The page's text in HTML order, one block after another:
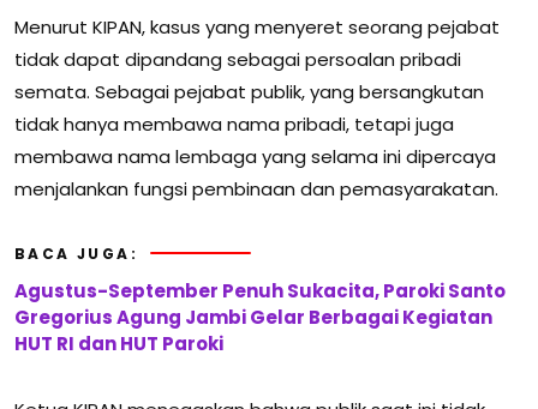
Menurut KIPAN, kasus yang menyeret seorang pejabat
tidak dapat dipandang sebagai persoalan pribadi
semata. Sebagai pejabat publik, yang bersangkutan
tidak hanya membawa nama pribadi, tetapi juga
membawa nama lembaga yang selama ini dipercaya
menjalankan fungsi pembinaan dan pemasyarakatan.
BACA JUGA:
Agustus-September Penuh Sukacita, Paroki Santo
Gregorius Agung Jambi Gelar Berbagai Kegiatan
HUT RI dan HUT Paroki